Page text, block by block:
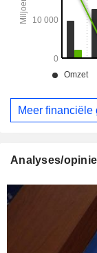
Meer financiële
Analyses/